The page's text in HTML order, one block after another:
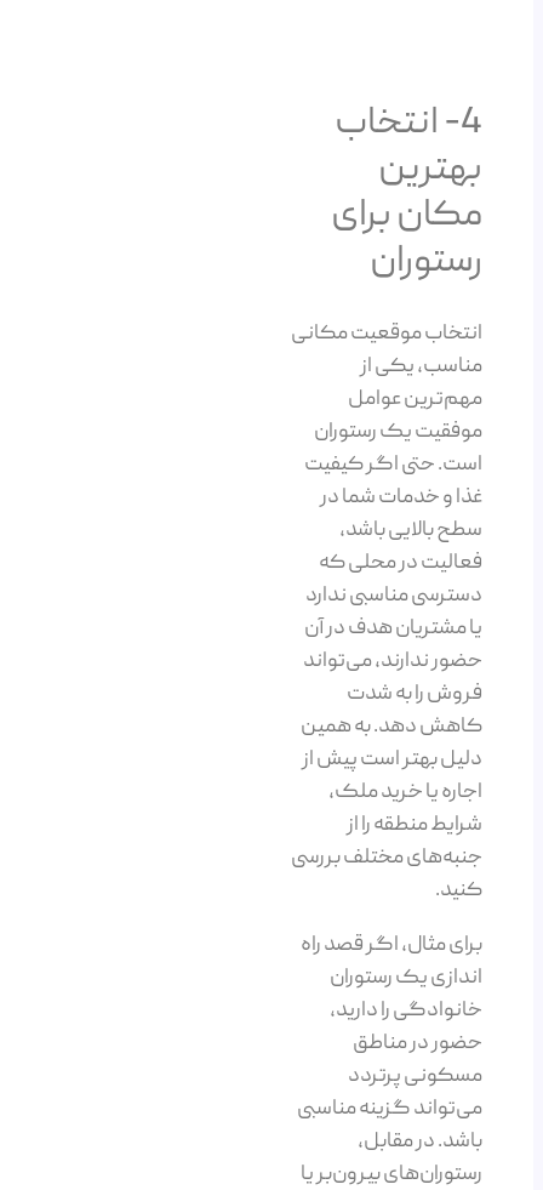
4- انتخاب
بهترین
مکان برای
رستوران
انتخاب موقعیت مکانی
مناسب، یکی از
مهم‌ترین عوامل
موفقیت یک رستوران
است. حتی اگر کیفیت
غذا و خدمات شما در
سطح بالایی باشد،
فعالیت در محلی که
دسترسی مناسبی ندارد
یا مشتریان هدف در آن
حضور ندارند، می‌تواند
فروش را به شدت
کاهش دهد. به همین
دلیل بهتر است پیش از
اجاره یا خرید ملک،
شرایط منطقه را از
جنبه‌های مختلف بررسی
کنید.
برای مثال، اگر قصد راه
اندازی یک رستوران
خانوادگی را دارید،
حضور در مناطق
مسکونی پرتردد
می‌تواند گزینه مناسبی
باشد. در مقابل،
رستوران‌های بیرون‌بر یا